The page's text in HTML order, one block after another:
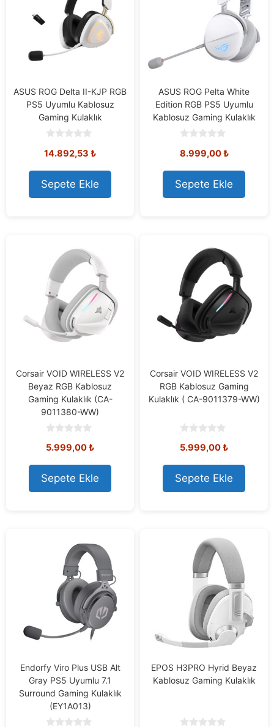
ASUS ROG Delta II-KJP RGB
PS5 Uyumlu Kablosuz
Gaming Kulaklık
o
t
o
f
5
14.892,53 ₺
Sepete Ekle
ASUS ROG Pelta White
Edition RGB PS5 Uyumlu
Kablosuz Gaming Kulaklık
o
t
o
f
5
8.999,00₺
Sepete Ekle
Corsair VOID WIRELESS V2
Beyaz RGB Kablosuz
Gaming Kulaklık (CA-
9011380-WW)
o
t
o
f
5
5.999,00₺
Sepete Ekle
Corsair VOID WIRELESS V2
RGB Kablosuz Gaming
Kulaklık ( CA-9011379-WW)
o
t
o
f
5
5.999,00₺
Sepete Ekle
Endorfy Viro Plus USB Alt
Gray PS5 Uyumlu 7.1
Surround Gaming Kulaklık
(EY1A013)
EPOS H3PRO Hyrid Beyaz
Kablosuz Gaming Kulaklık